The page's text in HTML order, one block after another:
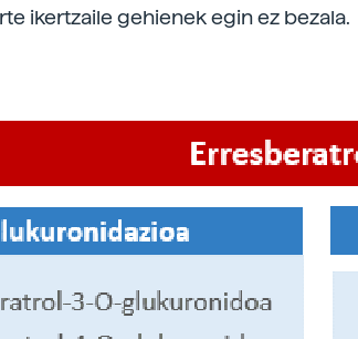
ikertzaile gehienek egin ez bezala.